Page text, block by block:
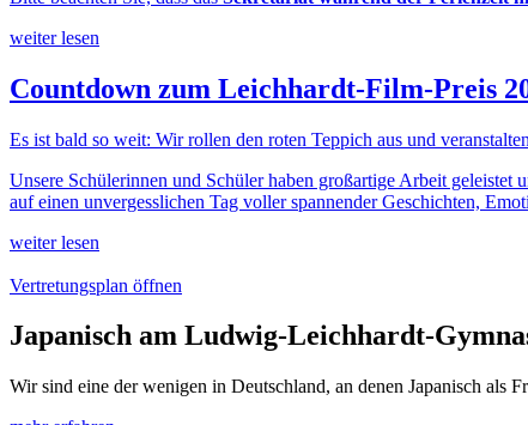
weiter lesen
Countdown zum Leichhardt-Film-Preis
Es ist bald so weit: Wir rollen den roten Teppich aus und
Unsere Schülerinnen und Schüler haben großartige Arbeit
auf einen unvergesslichen Tag voller spannender Geschichten,
weiter lesen
Vertretungsplan öffnen
Japanisch am Ludwig-Leichhardt-
Wir sind eine der wenigen in Deutschland, an denen Japanisch als